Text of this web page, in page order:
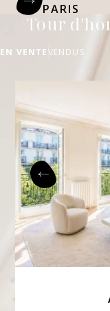
PARIS
Tour
EN VENTEVENDUS